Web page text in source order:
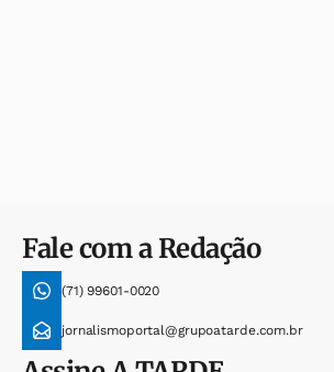
Fale com a Redação
(71) 99601-0020
jornalismoportal@grupoatarde.com.br